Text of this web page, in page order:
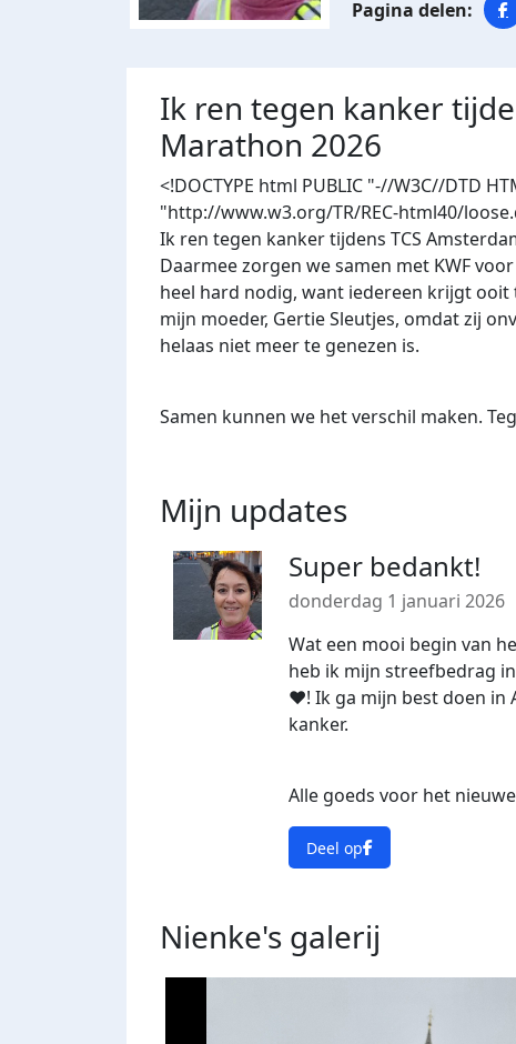
Ik ren tegen kanker
Marathon 2026
<!DOCTYPE html PUBLIC "-//W3C//DTD
"http://www.w3.org/TR/REC-html40/
Ik ren tegen kanker tijdens TCS
Daarmee zorgen we samen met KWF
heel hard nodig, want iedereen krijgt
mijn moeder, Gertie Sleutjes, omdat zij
helaas niet meer te genezen is.
Samen kunnen we het verschil maken.
Mijn updates
Super bedankt!
donderdag 1 januari 2026
Wat een mooi begin van
heb ik mijn streefbedrag
❤️! Ik ga mijn best doen in
kanker.
Alle goeds voor het
Deel op
Nienke's galerij